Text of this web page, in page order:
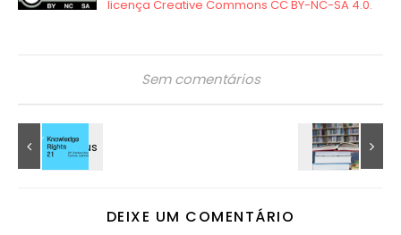
Sem comentários
DEIXE UM COMENTÁRIO